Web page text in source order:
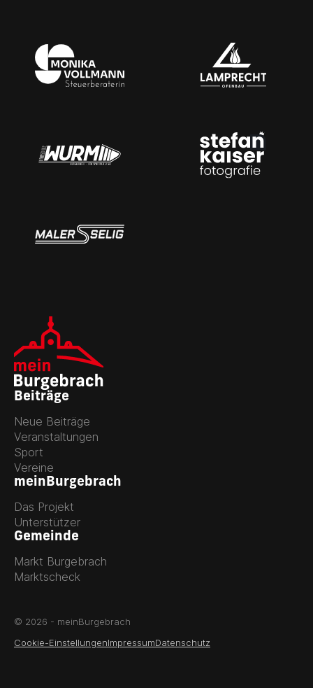
Beiträge
Neue Beiträge
Veranstaltungen
Sport
Vereine
meinBurgebrach
Das Projekt
Unterstützer
Gemeinde
Markt Burgebrach
Marktscheck
© 2026 - meinBurgebrach
Cookie-EinstellungenImpressumDatenschutz